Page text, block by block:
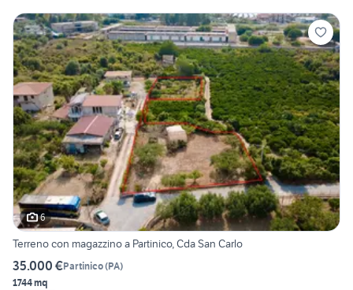
6
Terreno con magazzino a Partinico, Cda San Carlo
35.000 €Partinico(PA)
1744 mq